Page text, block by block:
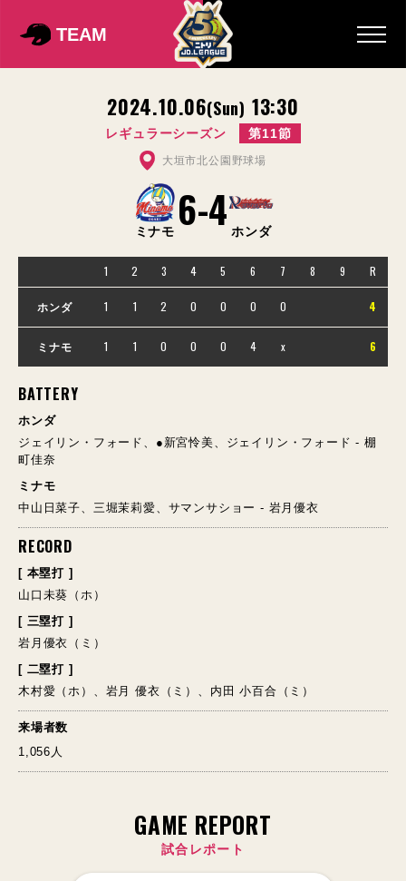
TEAM
2024.10.06(Sun) 13:30
レギュラーシーズン 第11節
大垣市北公園野球場
ミナモ 6-4ホンダ
1 2 3 4 5 6 7 8 9 R
ホンダ 1 1 2 0 0 0 0 4
ミナモ 1 1 0 0 0 4 x 6
BATTERY
ホンダ
ジェイリン・フォード、●新宮怜美、ジェイリン・フォード - 棚
町佳奈
ミナモ
中山日菜子、三堀茉莉愛、サマンサショー - 岩月優衣
RECORD
[ 本塁打 ]
山口未葵（ホ）
[ 三塁打 ]
岩月優衣（ミ）
[ 二塁打 ]
木村愛（ホ）、岩月 優衣（ミ）、内田 小百合（ミ）
来場者数
1,056人
GAME REPORT
試合レポート